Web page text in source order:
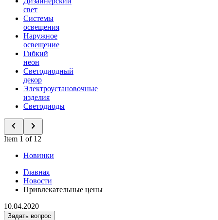
свет
Системы
освещения
Наружное
освещение
Гибкий
неон
Светодиодный
декор
Электроустановочные
изделия
Светодиоды
Item 1 of 12
Новинки
Главная
Новости
Привлекательные цены
10.04.2020
Задать вопрос